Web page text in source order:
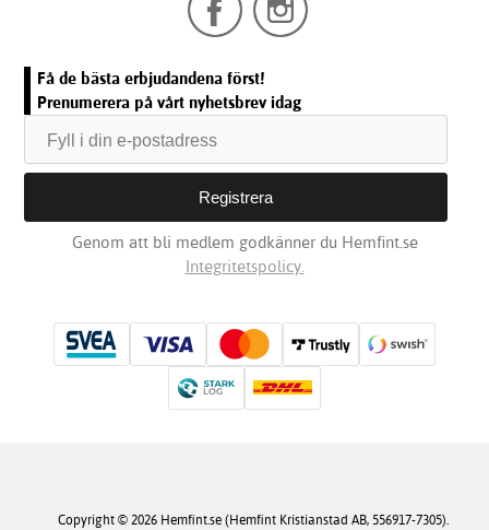
Få de bästa erbjudandena först!
Prenumerera på vårt nyhetsbrev idag
Genom att bli medlem godkänner du Hemfint.se
Integritetspolicy.
Copyright © 2026 Hemfint.se (Hemfint Kristianstad AB, 556917-7305).